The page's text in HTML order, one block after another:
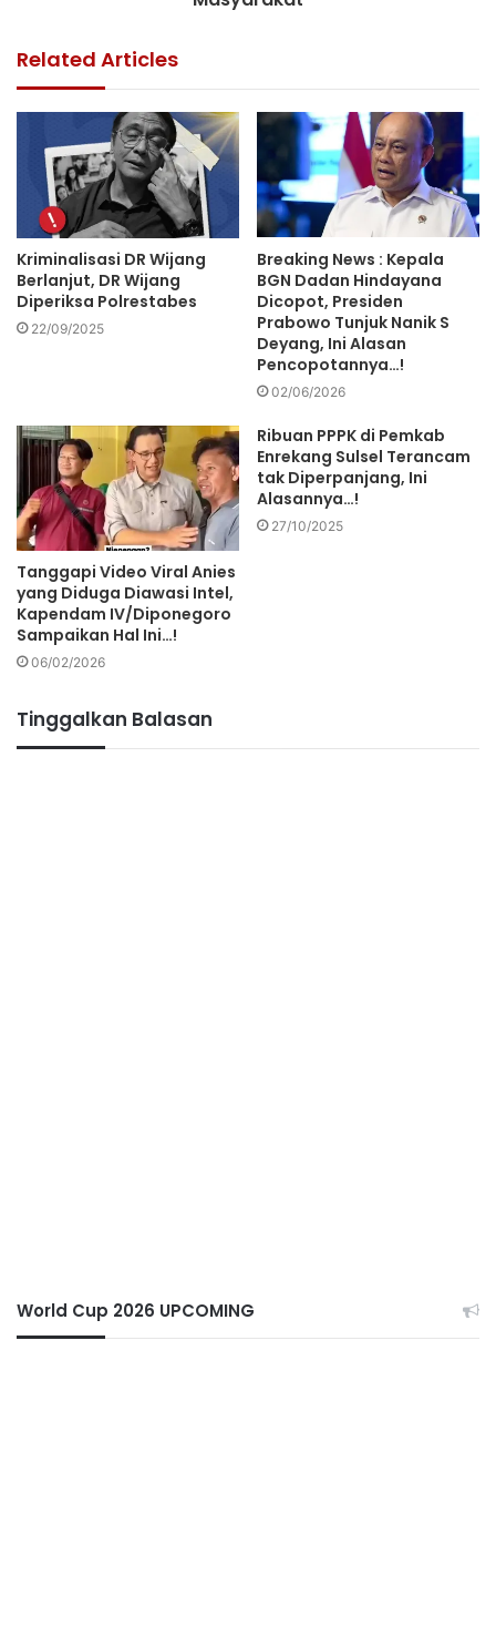
Related Articles
Kriminalisasi DR Wijang
Berlanjut, DR Wijang
Diperiksa Polrestabes
22/09/2025
Breaking News : Kepala
BGN Dadan Hindayana
Dicopot, Presiden
Prabowo Tunjuk Nanik S
Deyang, Ini Alasan
Pencopotannya…!
02/06/2026
Tanggapi Video Viral Anies
yang Diduga Diawasi Intel,
Kapendam IV/Diponegoro
Sampaikan Hal Ini…!
06/02/2026
Ribuan PPPK di Pemkab
Enrekang Sulsel Terancam
tak Diperpanjang, Ini
Alasannya…!
27/10/2025
Tinggalkan Balasan
World Cup 2026 UPCOMING